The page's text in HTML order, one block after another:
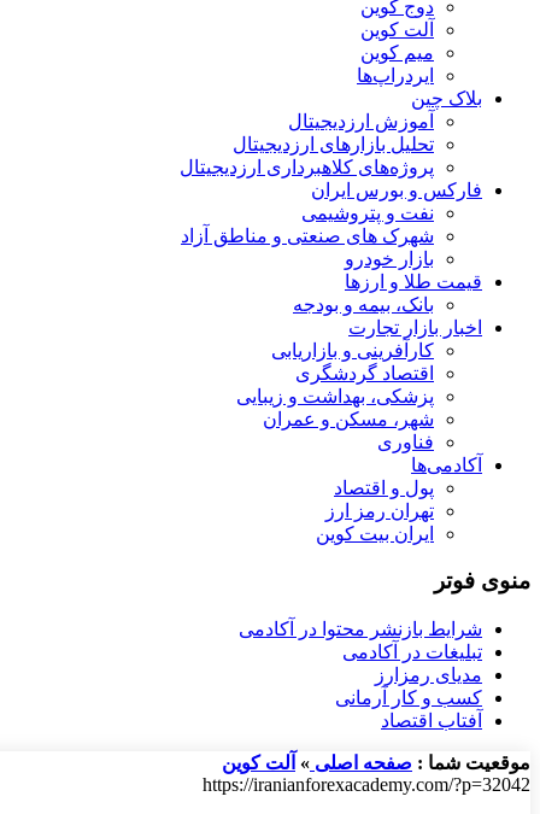
دوج کوین
آلت کوین
میم کوین‌
ایردراپ‌ها
بلاک چین
آموزش ارزدیجیتال
تحلیل بازارهای ارزدیجیتال
پروژه‌های کلاهبرداری ارزدیجیتال
فارکس و بورس ایران
نفت و پتروشیمی
شهرک های صنعتی و مناطق آزاد
بازار خودرو
قیمت طلا و ارزها
بانک، بیمه و بودجه
اخبار بازار تجارت
کارآفرینی و بازاریابی
اقتصاد گردشگری
پزشکی، بهداشت و زیبایی
شهر، مسکن و عمران
فناوری
آکادمی‌ها
پول و اقتصاد
تهران رمز ارز
ایران بیت کوین
منوی فوتر
شرایط بازنشر محتوا در آکادمی
تبلیغات در آکادمی
مدیای رمزارز
کسب و کار آرمانی
آفتاب اقتصاد
موقعیت شما : صفحه اصلی » آلت کوین
https://iranianforexacademy.com/?p=32042